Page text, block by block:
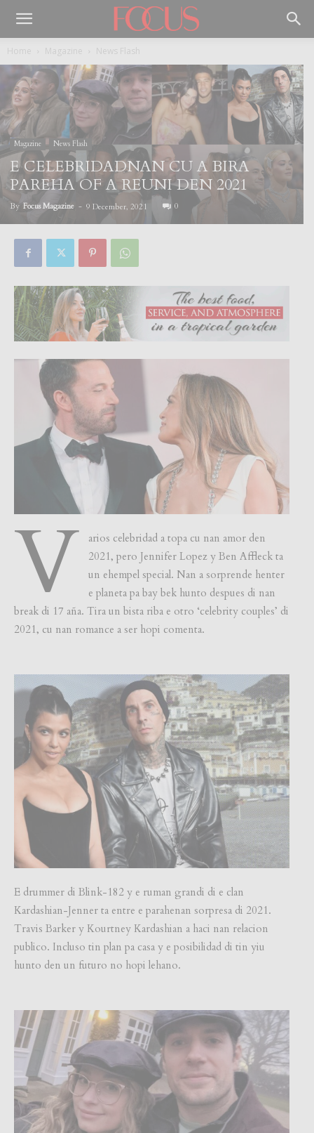
Home Magazine News Flash
Magazine News Flash
E CELEBRIDADNAN CU A BIRA
PAREHA OF A REUNI DEN 2021
By Focus Magazine - 9 December, 2021 0
V
arios celebridad a topa cu nan amor den
2021, pero Jennifer Lopez y Ben Affleck ta
un ehempel special. Nan a sorprende henter
e planeta pa bay bek hunto despues di nan
break di 17 aña. Tira un bista riba e otro ‘celebrity couples’ di
2021, cu nan romance a ser hopi comenta.
E drummer di Blink-182 y e ruman grandi di e clan
Kardashian-Jenner ta entre e parahenan sorpresa di 2021.
Travis Barker y Kourtney Kardashian a haci nan relacion
publico. Incluso tin plan pa casa y e posibilidad di tin yiu
hunto den un futuro no hopi lehano.